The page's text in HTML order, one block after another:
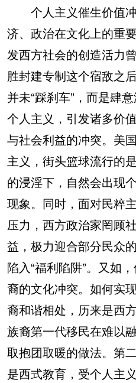
个人主义催生价值冲
济、政治在文化上的重
发西方社会的创造活力
胜封建专制这个宿敌之
并未“踩刹车”，而是肆
个人主义，引发诸多价
与社会利益的冲突。美
主义，街头篮球流行的
的浸淫下，自然会出现
现象。同时，面对民粹
压力，西方政治家罔顾
益，极力迎合部分民众
陷入“福利陷阱”。又如
裔的文化冲突。如何实
裔和谐相处，历来是西
族裔第一代移民在难以
取抱团取暖的做法。第
是西式教育，受个人主